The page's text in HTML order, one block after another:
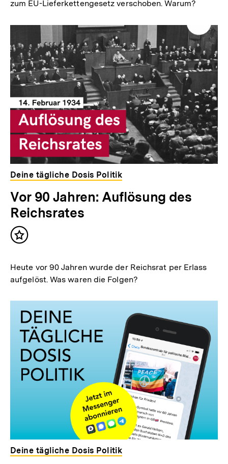
zum EU-Lieferkettengesetz verschoben. Warum?
Deine tägliche Dosis Politik
Vor 90 Jahren: Auflösung des
Reichsrates
Inhalt
Heute vor 90 Jahren wurde der Reichsrat per Erlass
aufgelöst. Was waren die Folgen?
Deine tägliche Dosis Politik